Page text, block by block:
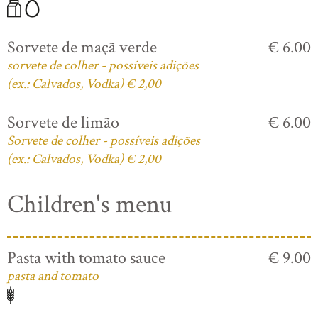
Sorvete de maçã verde
sorvete de colher - possíveis adições
(ex.: Calvados, Vodka) € 2,00
€ 6.00
Sorvete de limão
Sorvete de colher - possíveis adições
(ex.: Calvados, Vodka) € 2,00
€ 6.00
Children's menu
Pasta with tomato sauce
pasta and tomato
€ 9.00